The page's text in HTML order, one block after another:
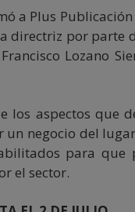
a Plus
directriz por parte
Lozano
los aspectos que
negocio del
para que
el sector.